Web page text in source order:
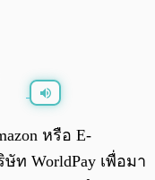
0:00
หรือ E-
ท WorldPay เพื่อมา